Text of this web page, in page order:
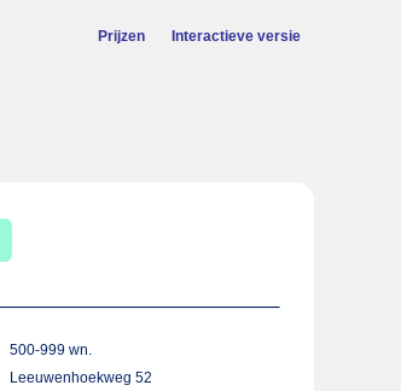
Prijzen Interactieve versie
500-999 wn.
Leeuwenhoekweg 52